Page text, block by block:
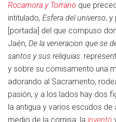
Rocamora y Torrano que
intitulado, Esfera del universo, y
[portada] del que compuso
Jaén, De la veneracion que se
santos y sus reliquias:
y sobre su cornisamento una
adorando al Sacramento,
pasión, y a los lados hay dos
la antigua y varios escudos de
medio de la cornisa: la inventó